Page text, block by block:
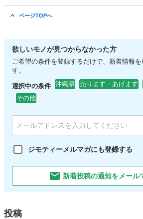
ページTOPへ
欲しいモノが見つからなかった方
ご希望の条件を登録するだけで、新着情報
す。
選択中の条件 沖縄県 売ります・あげます
その他
ジモティーメルマガにも登録する
新着投稿の通知をメール
投稿